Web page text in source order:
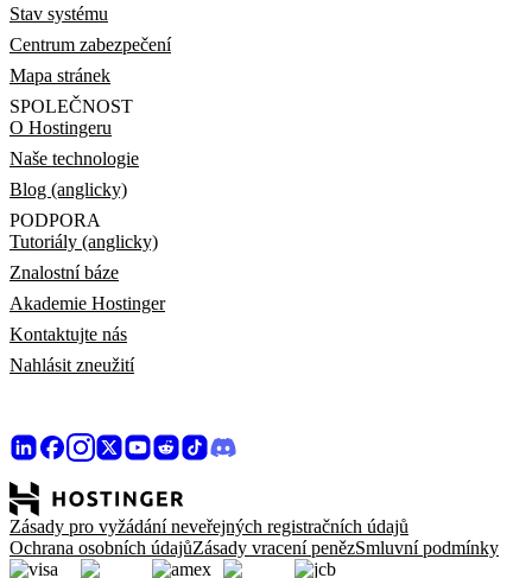
Stav systému
Centrum zabezpečení
Mapa stránek
SPOLEČNOST
O Hostingeru
Naše technologie
Blog (anglicky)
PODPORA
Tutoriály (anglicky)
Znalostní báze
Akademie Hostinger
Kontaktujte nás
Nahlásit zneužití
Zásady pro vyžádání neveřejných registračních údajů
Ochrana osobních údajůZásady vracení penězSmluvní podmínky